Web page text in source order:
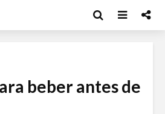
beber antes de